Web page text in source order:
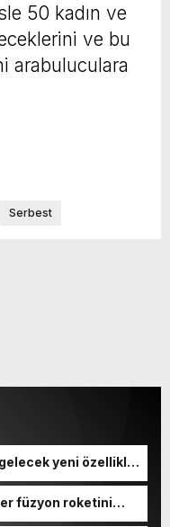
50 kadın ve
ve bu
arabuluculara
Serbest
yeni özellikler
füzyon roketini